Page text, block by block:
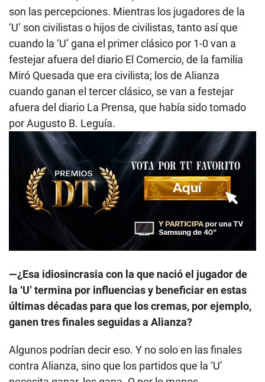
son las percepciones. Mientras los jugadores de la
‘U’ son civilistas o hijos de civilistas, tanto así que
cuando la ‘U’ gana el primer clásico por 1-0 van a
festejar afuera del diario El Comercio, de la familia
Miró Quesada que era civilista; los de Alianza
cuando ganan el tercer clásico, se van a festejar
afuera del diario La Prensa, que había sido tomado
por Augusto B. Leguía.
—¿Esa idiosincrasia con la que nació el jugador de
la ‘U’ termina por influencias y beneficiar en estas
últimas décadas para que los cremas, por ejemplo,
ganen tres finales seguidas a Alianza?
Algunos podrían decir eso. Y no solo en las finales
contra Alianza, sino que los partidos que la ‘U’